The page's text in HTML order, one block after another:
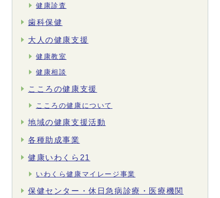
健康診査
歯科保健
大人の健康支援
健康教室
健康相談
こころの健康支援
こころの健康について
地域の健康支援活動
各種助成事業
健康いわくら21
いわくら健康マイレージ事業
保健センター・休日急病診療・医療機関